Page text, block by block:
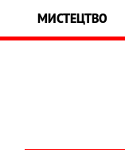
МИСТЕЦТВО